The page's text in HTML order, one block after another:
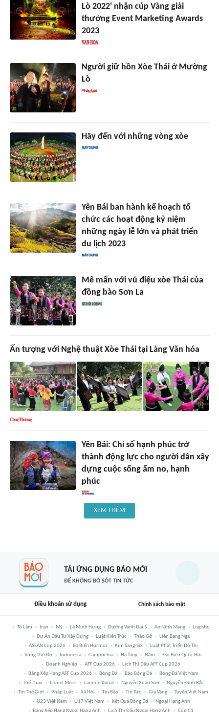
Lò 2022' nhận cúp Vàng giải
thưởng Event Marketing Awards
2023
Người giữ hồn Xòe Thái ở Mường
Lò
Hãy đến với những vòng xòe
Yên Bái ban hành kế hoạch tổ
chức các hoạt động kỷ niệm
những ngày lễ lớn và phát triển
du lịch 2023
Mê mẩn với vũ điệu xòe Thái của
đồng bào Sơn La
Ấn tượng với Nghệ thuật Xòe Thái tại Làng Văn hóa
Yên Bái: Chỉ số hạnh phúc trở
thành động lực cho người dân xây
dựng cuộc sống ấm no, hạnh
phúc
XEM THÊM
TẢI ỨNG DỤNG BÁO MỚI
ĐỂ KHÔNG BỎ SÓT TIN TỨC
Điều khoản sử dụng Chính sách bảo mật
Tô Lâm Iran Mỹ Lê Minh Hưng Đường Vành Đai 5 An Ninh Mạng
Logistic
Dự Án Đầu Tư Xây Dựng
Luật Kiến Trúc Tháo Gỡ
Liên Bang Nga
ASEAN Cup 2026
Eo Biển Hormuz Kim Sang-Sik
Luật Phát Triển Đô Thị
Vùng Thủ Đô
Indonesia Campuchia Hạ Tầng Năm
Đại Biểu Quốc Hội
Doanh Nghiệp
AFF Cup 2026
Lịch Thi Đấu AFF Cup 2026
Bảng Xếp Hạng AFF Cup 2026
Bóng Đá Báo Bóng Đá
Bóng Đá Việt Nam
Thể Thao
Lionel Messi Lamine Yamal Nguyễn Xuân Son
Nguyễn Đình Bắc
Tin Thế Giới
Pháp Luật Xã Hội Tin Bão Tin Tức Giá Vàng
Tuyển Việt Nam
U23 Việt Nam
U17 Việt Nam Kết Quả Bóng Đá
Ngoại Hạng Anh
Bảng Xếp Hạng Ngoại Hạng Anh
Lịch Thi Đấu Ngoại Hạng Anh Cúp C1